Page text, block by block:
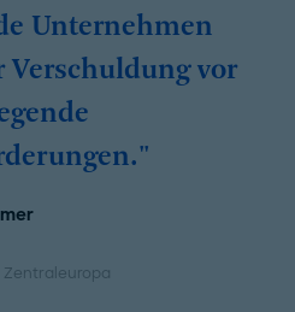
Unternehmen
Verschuldung vor
Zentraleuropa